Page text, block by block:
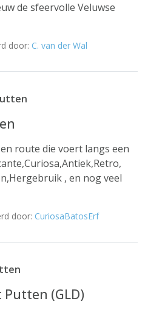
de sfeervolle Veluwse
door: C. van der Wal
route die voert langs een
, en nog veel
door: CuriosaBatosErf
(GLD)